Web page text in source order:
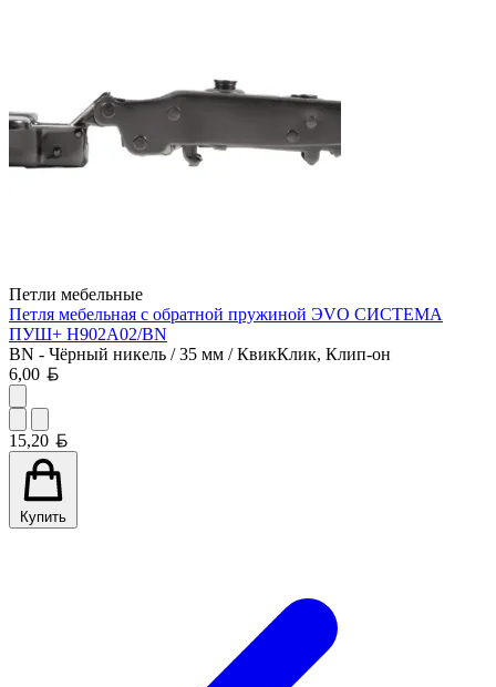
Петли мебельные
Петля мебельная с обратной пружиной ЭVO СИСТЕМА
ПУШ+ H902A02/BN
BN - Чёрный никель / 35 мм / КвикКлик, Клип-он
6,00
15,20
Купить